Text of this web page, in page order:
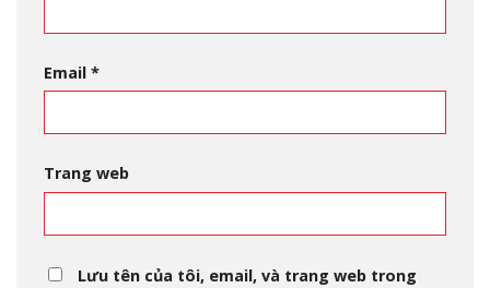
Email *
Trang web
Lưu tên của tôi, email, và trang web trong